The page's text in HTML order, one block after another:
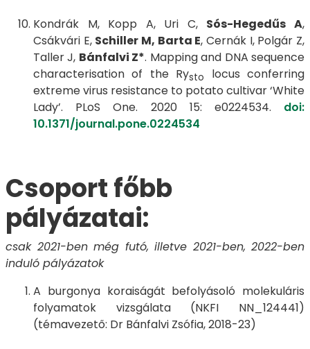
Kondrák M, Kopp A, Uri C, Sós-Hegedűs A,
Csákvári E, Schiller M, Barta E, Cernák I, Polgár Z,
Taller J, Bánfalvi Z*. Mapping and DNA sequence
characterisation of the Rysto locus conferring
extreme virus resistance to potato cultivar ‘White
Lady’. PLoS One. 2020 15: e0224534. doi:
10.1371/journal.pone.0224534
Csoport főbb
pályázatai:
csak 2021-ben még futó, illetve 2021-ben, 2022-ben
induló pályázatok
A burgonya koraiságát befolyásoló molekuláris
folyamatok vizsgálata (NKFI NN_124441)
(témavezető: Dr Bánfalvi Zsófia, 2018-23)